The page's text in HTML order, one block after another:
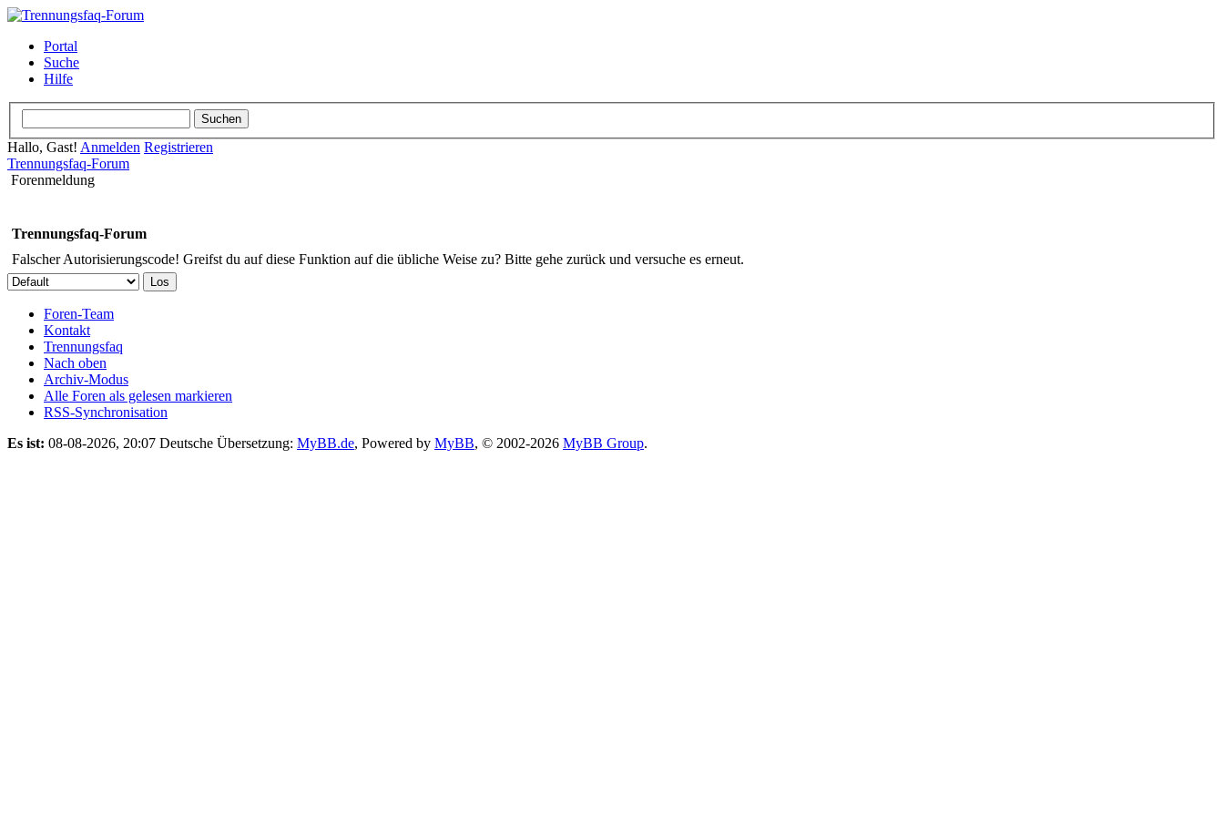
Portal
Suche
Hilfe
Hallo, Gast! Anmelden Registrieren
Trennungsfaq-Forum
Forenmeldung
Trennungsfaq-Forum
Falscher Autorisierungscode! Greifst du auf diese Funktion auf die übliche Weise zu? Bitte gehe zurück und versuche es erneut.
Foren-Team
Kontakt
Trennungsfaq
Nach oben
Archiv-Modus
Alle Foren als gelesen markieren
RSS-Synchronisation
Es ist: 08-08-2026, 20:07 Deutsche Übersetzung: MyBB.de, Powered by MyBB, © 2002-2026 MyBB Group.